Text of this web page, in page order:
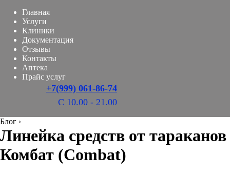
Главная
Услуги
Клиники
Документация
Отзывы
Контакты
Аптека
Прайс услуг
+7(999) 061-86-74
С 10.00 - 21.00
Блог ›
Линейка средств от тараканов
Комбат (Сombat)